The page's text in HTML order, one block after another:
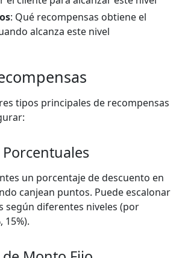
: Qué recompensas obtiene el
alcanza este nivel
tipos principales de recompensas
un porcentaje de descuento en
canjean puntos. Puede escalonar
según diferentes niveles (por
15%).